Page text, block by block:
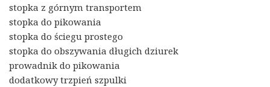
stopka z górnym transportem
stopka do pikowania
stopka do ściegu prostego
stopka do obszywania długich dziurek
prowadnik do pikowania
dodatkowy trzpień szpulki